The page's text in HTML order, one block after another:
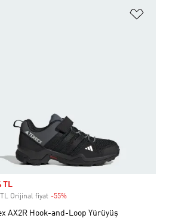
TL
TL Orijinal fiyat -55%Discount
AX2R Hook-and-Loop Yürüyüş